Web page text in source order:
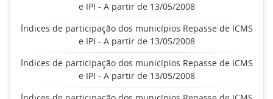
e IPI - A partir de 13/05/2008
Índices de participação dos municípios Repasse de ICMS
e IPI - A partir de 13/05/2008
Índices de participação dos municípios Repasse de ICMS
e IPI - A partir de 13/05/2008